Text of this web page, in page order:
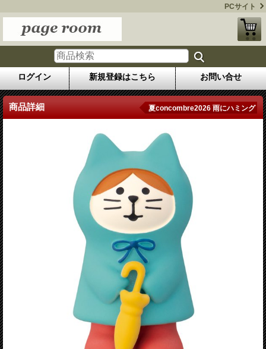
PCサイト
ログイン 新規登録はこちら お問い合せ
商品詳細 夏concombre2026 雨にハミング